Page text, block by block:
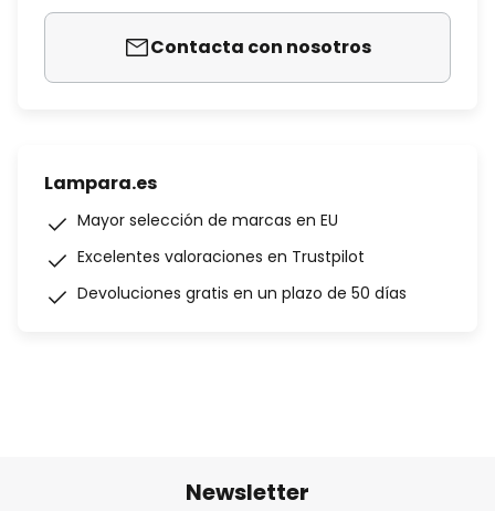
Contacta con nosotros
Lampara.es
Mayor selección de marcas en EU
Excelentes valoraciones en Trustpilot
Devoluciones gratis en un plazo de 50 días
Newsletter